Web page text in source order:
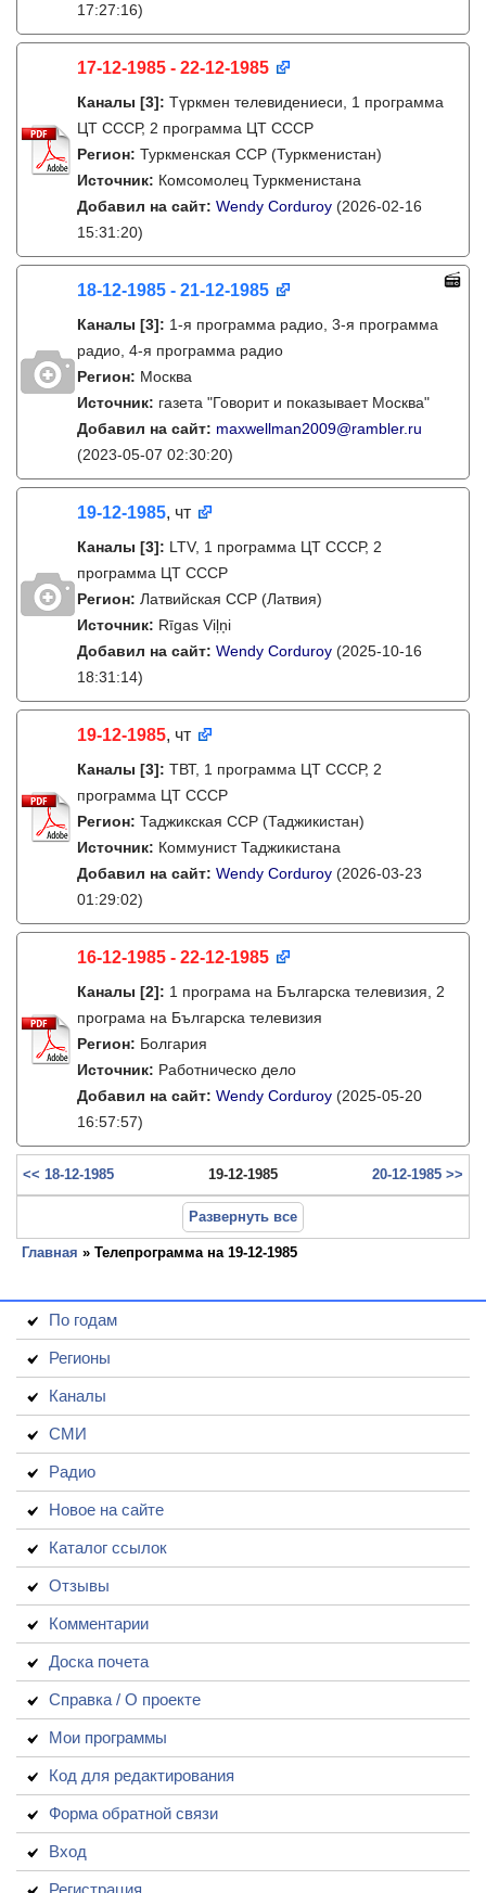
17:27:16)
17-12-1985 - 22-12-1985
Каналы [3]: Түркмен телевидениеси, 1 программа
ЦТ СССР, 2 программа ЦТ СССР
Регион: Туркменская ССР (Туркменистан)
Источник: Комсомолец Туркменистана
Добавил на сайт: Wendy Corduroy (2026-02-16
15:31:20)
18-12-1985 - 21-12-1985
Каналы [3]: 1-я программа радио, 3-я программа
радио, 4-я программа радио
Регион: Москва
Источник: газета "Говорит и показывает Москва"
Добавил на сайт: maxwellman2009@rambler.ru
(2023-05-07 02:30:20)
19-12-1985, чт
Каналы [3]: LTV, 1 программа ЦТ СССР, 2
программа ЦТ СССР
Регион: Латвийская ССР (Латвия)
Источник: Rīgas Viļņi
Добавил на сайт: Wendy Corduroy (2025-10-16
18:31:14)
19-12-1985, чт
Каналы [3]: ТВТ, 1 программа ЦТ СССР, 2
программа ЦТ СССР
Регион: Таджикская ССР (Таджикистан)
Источник: Коммунист Таджикистана
Добавил на сайт: Wendy Corduroy (2026-03-23
01:29:02)
16-12-1985 - 22-12-1985
Каналы [2]: 1 програма на Българска телевизия, 2
програма на Българска телевизия
Регион: Болгария
Источник: Работническо дело
Добавил на сайт: Wendy Corduroy (2025-05-20
16:57:57)
<< 18-12-1985 19-12-1985 20-12-1985 >>
Развернуть все
Главная » Телепрограмма на 19-12-1985
По годам
Регионы
Каналы
СМИ
Радио
Новое на сайте
Каталог ссылок
Отзывы
Комментарии
Доска почета
Справка / О проекте
Мои программы
Код для редактирования
Форма обратной связи
Вход
Регистрация